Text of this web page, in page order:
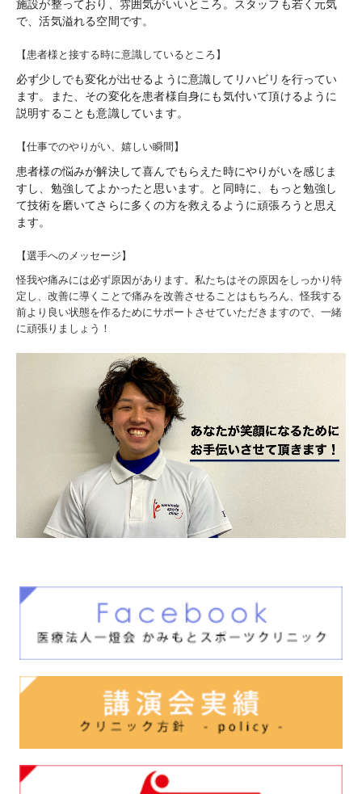
施設が整っており、雰囲気がいいところ。スタッフも若く元気
で、活気溢れる空間です。
【患者様と接する時に意識しているところ】
必ず少しでも変化が出せるように意識してリハビリを行ってい
ます。また、その変化を患者様自身にも気付いて頂けるように
説明することも意識しています。
【仕事でのやりがい、嬉しい瞬間】
患者様の悩みが解決して喜んでもらえた時にやりがいを感じま
すし、勉強してよかったと思います。と同時に、もっと勉強し
て技術を磨いてさらに多くの方を救えるように頑張ろうと思え
ます。
【選手へのメッセージ】
怪我や痛みには必ず原因があります。私たちはその原因をしっかり特
定し、改善に導くことで痛みを改善させることはもちろん、怪我する
前より良い状態を作るためにサポートさせていただきますので、一緒
に頑張りましょう！